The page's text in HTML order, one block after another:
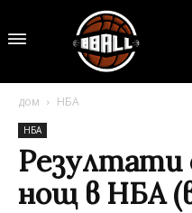
дом НБА
НБА
нощ в НБА